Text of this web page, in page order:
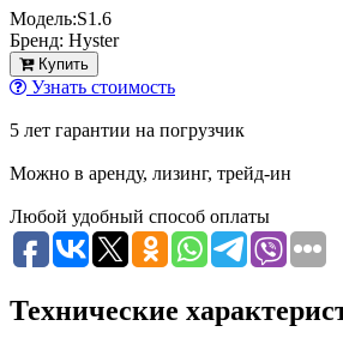
Модель:S1.6
Бренд: Hyster
Купить
Узнать стоимость
5 лет гарантии на погрузчик
Можно в аренду, лизинг, трейд-ин
Любой удобный способ оплаты
Технические